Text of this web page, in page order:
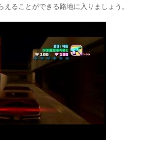
えることができる路地に入りましょう。